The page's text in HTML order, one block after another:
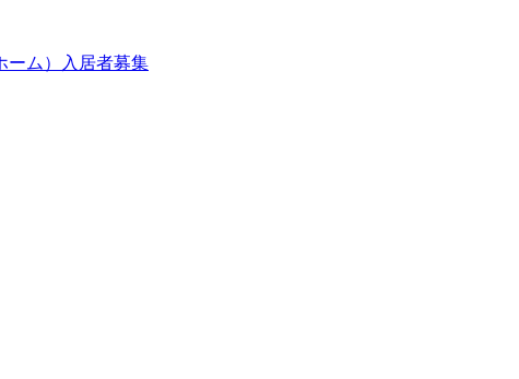
ーム）入居者募集